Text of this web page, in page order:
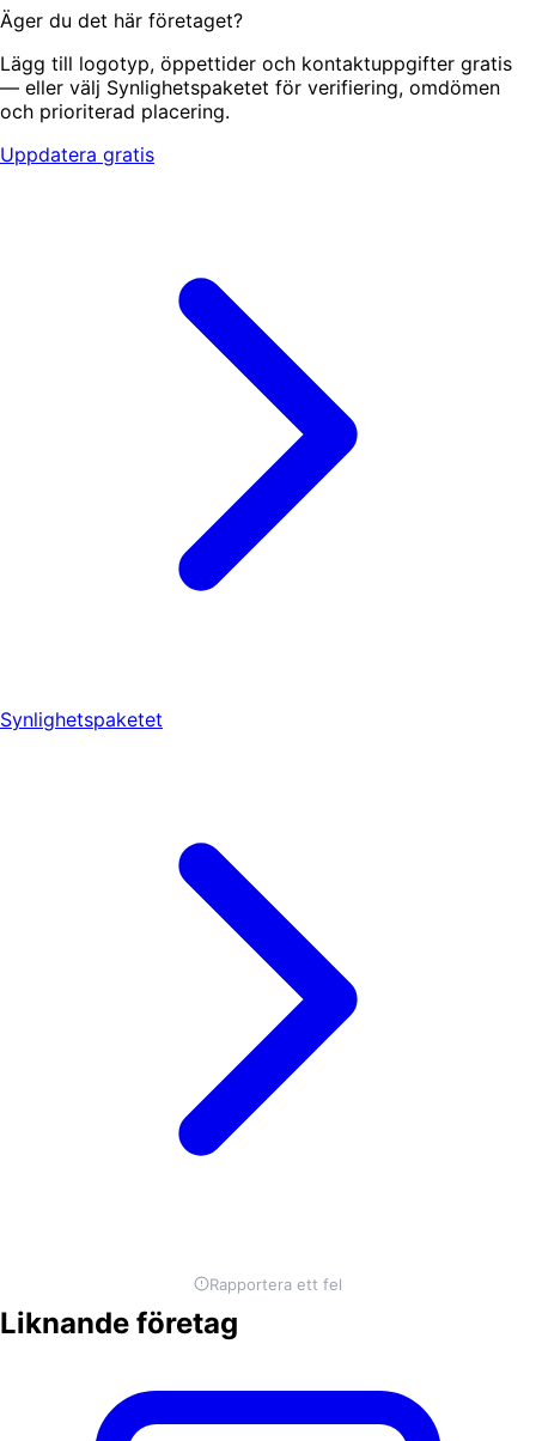
Äger du det här företaget?
Lägg till logotyp, öppettider och kontaktuppgifter gratis
— eller välj Synlighetspaketet för verifiering, omdömen
och prioriterad placering.
Uppdatera gratis
Synlighetspaketet
Rapportera ett fel
Liknande företag